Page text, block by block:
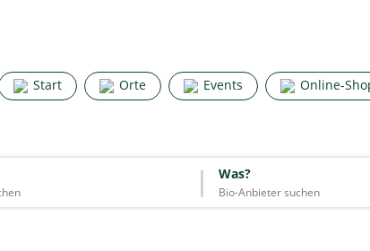
Start Orte Events Online-
Was?
Start Orte Events Online-
Was?